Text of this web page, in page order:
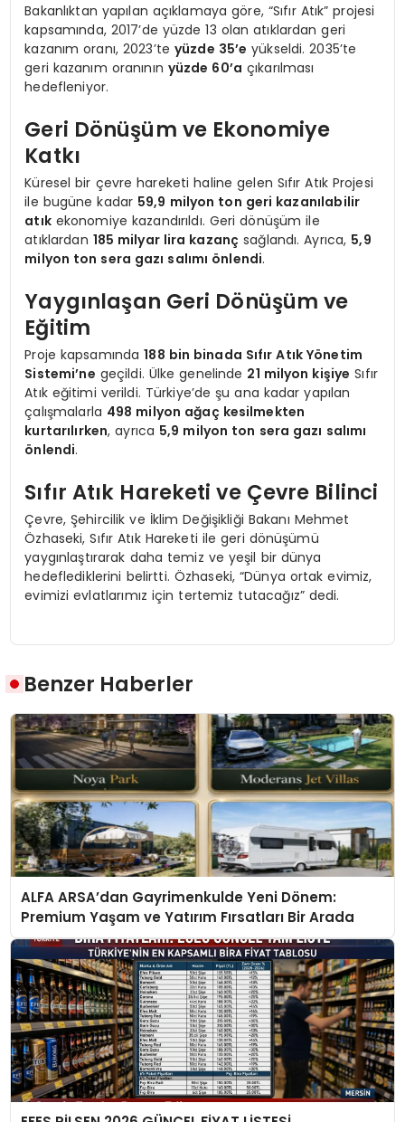
Bakanlıktan yapılan açıklamaya göre, “Sıfır Atık” projesi
kapsamında, 2017’de yüzde 13 olan atıklardan geri
kazanım oranı, 2023’te yüzde 35’e yükseldi. 2035’te
geri kazanım oranının yüzde 60’a çıkarılması
hedefleniyor.
Geri Dönüşüm ve Ekonomiye
Katkı
Küresel bir çevre hareketi haline gelen Sıfır Atık Projesi
ile bugüne kadar 59,9 milyon ton geri kazanılabilir
atıkekonomiye kazandırıldı. Geri dönüşüm ile
atıklardan 185 milyar lira kazanç sağlandı. Ayrıca, 5,9
milyon ton sera gazı salımı önlendi.
Yaygınlaşan Geri Dönüşüm ve
Eğitim
Proje kapsamında188 bin binada Sıfır Atık Yönetim
Sistemi’ne geçildi. Ülke genelinde 21 milyon kişiye Sıfır
Atık eğitimi verildi. Türkiye’de şu ana kadar yapılan
çalışmalarla 498 milyon ağaç kesilmekten
kurtarılırken, ayrıca 5,9 milyon ton sera gazı salımı
önlendi.
Sıfır Atık Hareketi ve Çevre Bilinci
Çevre, Şehircilik ve İklim Değişikliği Bakanı Mehmet
Özhaseki, Sıfır Atık Hareketi ile geri dönüşümü
yaygınlaştırarak daha temiz ve yeşil bir dünya
hedeflediklerini belirtti. Özhaseki, “Dünya ortak evimiz,
evimizi evlatlarımız için tertemiz tutacağız” dedi.
Benzer Haberler
ALFA ARSA’dan Gayrimenkulde Yeni Dönem:
Premium Yaşam ve Yatırım Fırsatları Bir Arada